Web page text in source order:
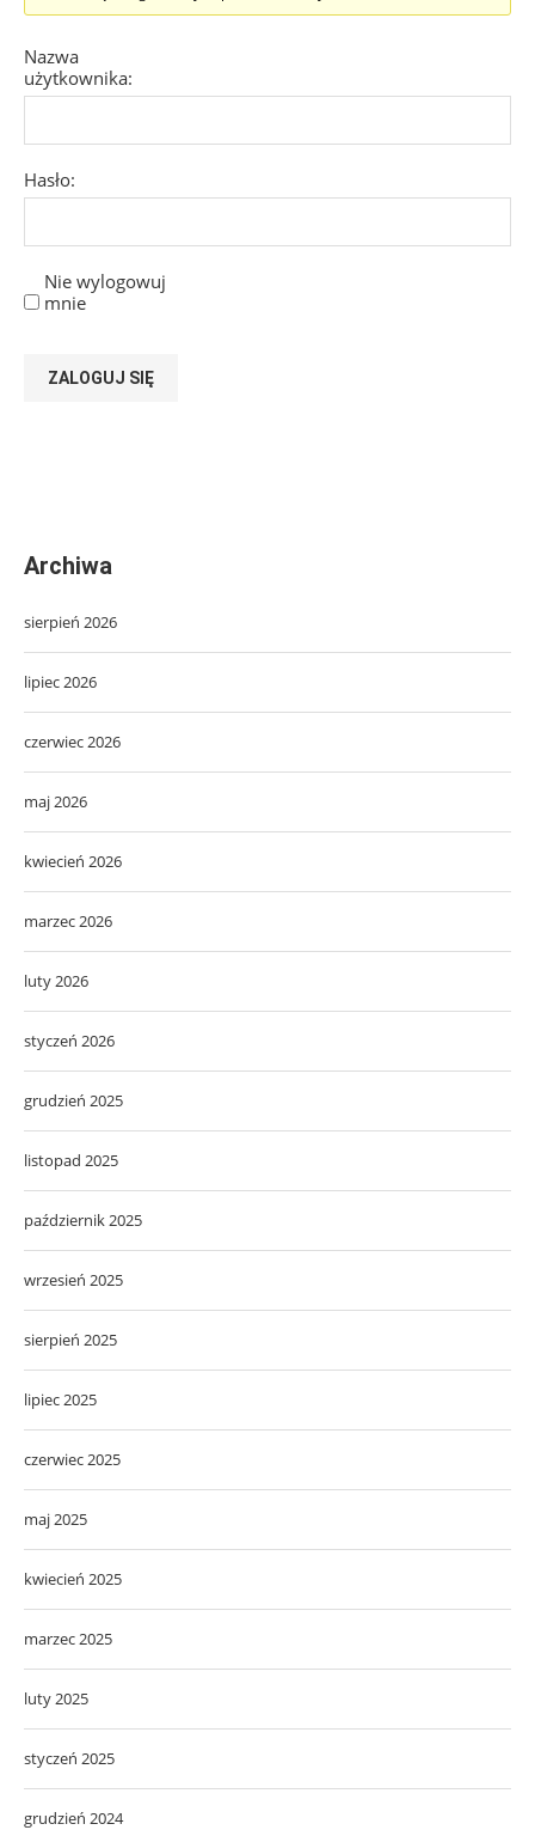
Nazwa
użytkownika:
Hasło:
Nie wylogowuj
mnie
ZALOGUJ SIĘ
Archiwa
sierpień 2026
lipiec 2026
czerwiec 2026
maj 2026
kwiecień 2026
marzec 2026
luty 2026
styczeń 2026
grudzień 2025
listopad 2025
październik 2025
wrzesień 2025
sierpień 2025
lipiec 2025
czerwiec 2025
maj 2025
kwiecień 2025
marzec 2025
luty 2025
styczeń 2025
grudzień 2024